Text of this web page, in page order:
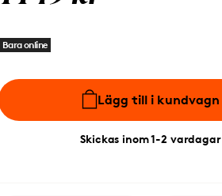
Bara online
Lägg till i kundvagn
Skickas inom 1-2 vardagar